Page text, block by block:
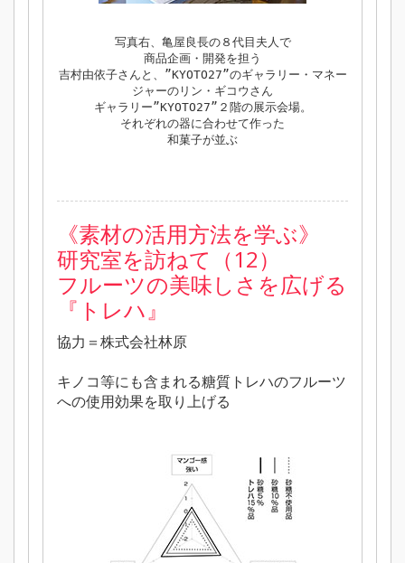
写真右、亀屋良長の８代目夫人で
商品企画・開発を担う
吉村由依子さんと、”KYOTO27”のギャラリー・マネー
ジャーのリン・ギコウさん
ギャラリー”KYOTO27”２階の展示会場。
それぞれの器に合わせて作った
和菓子が並ぶ
《素材の活用方法を学ぶ》
研究室を訪ねて（12）
フルーツの美味しさを広げる
『トレハ』
協力＝株式会社林原
キノコ等にも含まれる糖質トレハのフルーツ
への使用効果を取り上げる